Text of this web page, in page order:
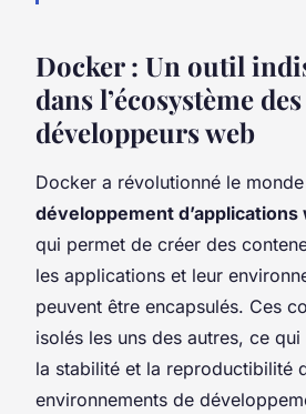
Docker : Un outil
dans l’écosystème des
développeurs web
Docker a révolutionné le
développement d’applications
qui permet de créer des
les applications et leur
peuvent être encapsulés. Ces
isolés les uns des autres, ce
la stabilité et la reproductibilité
environnements de